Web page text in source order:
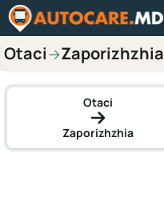
Otaci→Zaporizhzhia
Otaci
Zaporizhzhia